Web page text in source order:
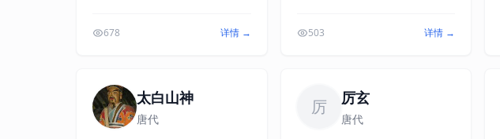
唐诗》录存其诗2首。
678 详情 →
（现浙江杭州），卜居南湖。出
族由武功转向文阶过程中的重要
环节。隆兴二年（1164），为大
理司直。淳熙年间直秘阁通判婺
503 详情 →
太白山神
唐代
厉 厉玄
唐代